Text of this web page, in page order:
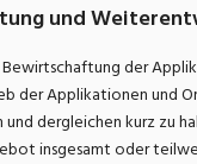
und
der
der Applikationen und
dergleichen kurz zu
insgesamt oder